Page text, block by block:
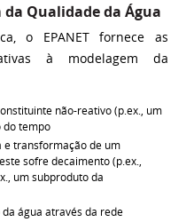
da Qualidade da Água
o EPANET fornece as
à modelagem da
não-reativo (p.ex., um
do tempo
transformação de um
sofre decaimento (p.ex.,
um subproduto da
água através da rede